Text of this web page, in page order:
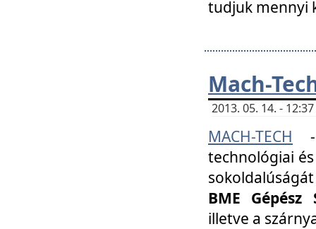
tudjuk mennyi
Mach-
2013. 05. 14. -
MACH-TECH
technológiai
BME
illetve a